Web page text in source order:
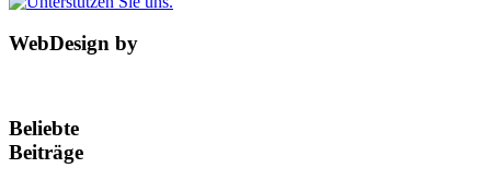
WebDesign by
Beliebte
Beiträge